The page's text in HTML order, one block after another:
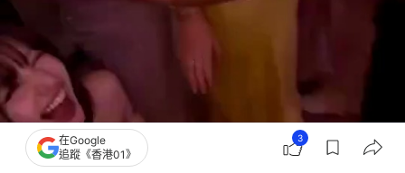
在Google
追蹤《香港01》
3